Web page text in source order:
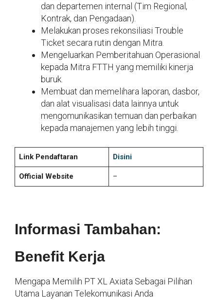
dan departemen internal (Tim Regional,
Kontrak, dan Pengadaan).
Melakukan proses rekonsiliasi Trouble
Ticket secara rutin dengan Mitra.
Mengeluarkan Pemberitahuan Operasional
kepada Mitra FTTH yang memiliki kinerja
buruk.
Membuat dan memelihara laporan, dasbor,
dan alat visualisasi data lainnya untuk
mengomunikasikan temuan dan perbaikan
kepada manajemen yang lebih tinggi.
Link Pendaftaran Disini
Official Website –
Informasi Tambahan:
Benefit Kerja
Mengapa Memilih PT XL Axiata Sebagai Pilihan
Utama Layanan Telekomunikasi Anda